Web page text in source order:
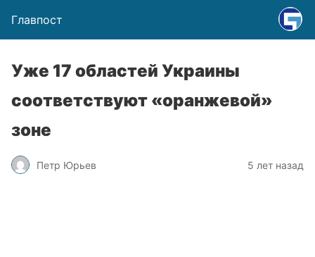
Главпост
Уже 17 областей Украины
соответствуют «оранжевой»
зоне
Петр Юрьев 5 лет назад